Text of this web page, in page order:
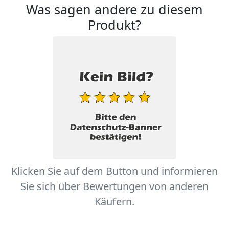
Was sagen andere zu diesem
Produkt?
Klicken Sie auf dem Button und informieren
Sie sich über Bewertungen von anderen
Käufern.